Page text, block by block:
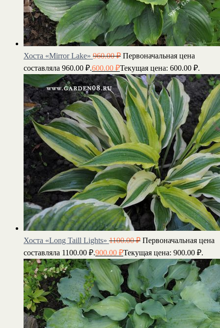
Хоста «Mirror Lake» 960.00₽ Первоначальная цена
составляла 960.00 ₽.600.00 ₽Текущая цена: 600.00 ₽.
Хоста «Long Taill Lights» 1100.00₽ Первоначальная цена
составляла 1100.00 ₽.900.00 ₽Текущая цена: 900.00 ₽.